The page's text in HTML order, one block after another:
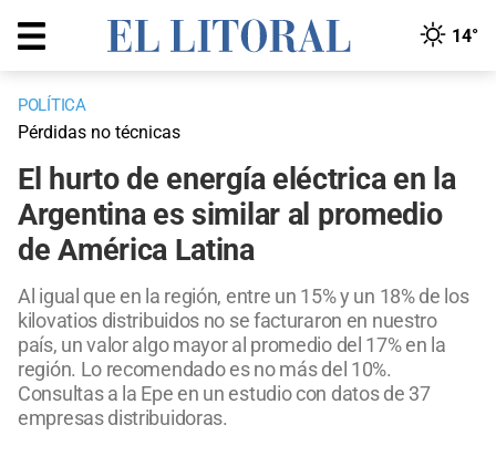
14°
POLÍTICA
Pérdidas no técnicas
El hurto de energía eléctrica en la
Argentina es similar al promedio
de América Latina
Al igual que en la región, entre un 15% y un 18% de los
kilovatios distribuidos no se facturaron en nuestro
país, un valor algo mayor al promedio del 17% en la
región. Lo recomendado es no más del 10%.
Consultas a la Epe en un estudio con datos de 37
empresas distribuidoras.